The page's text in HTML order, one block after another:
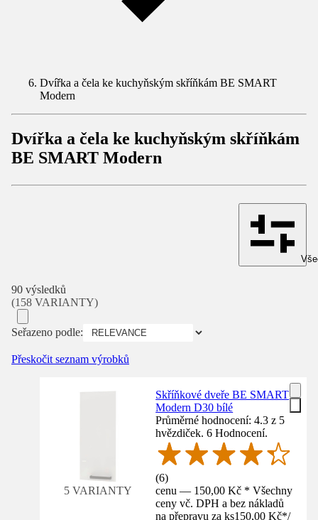
Dvířka a čela ke kuchyňským skříňkám BE SMART
Modern
Dvířka a čela ke kuchyňským skříňkám
BE SMART Modern
90 výsledků
(158 VARIANTY)
Seřazeno podle:
Přeskočit seznam výrobků
5 VARIANTY
Skříňkové dveře BE SMART
Modern D30 bílé
Průměrné hodnocení: 4.3 z 5
hvězdiček. 6 Hodnocení.
(6)
cenu — 150,00 Kč * Všechny
ceny vč. DPH a bez nákladů
na přepravu za ks150,00 Kč*/